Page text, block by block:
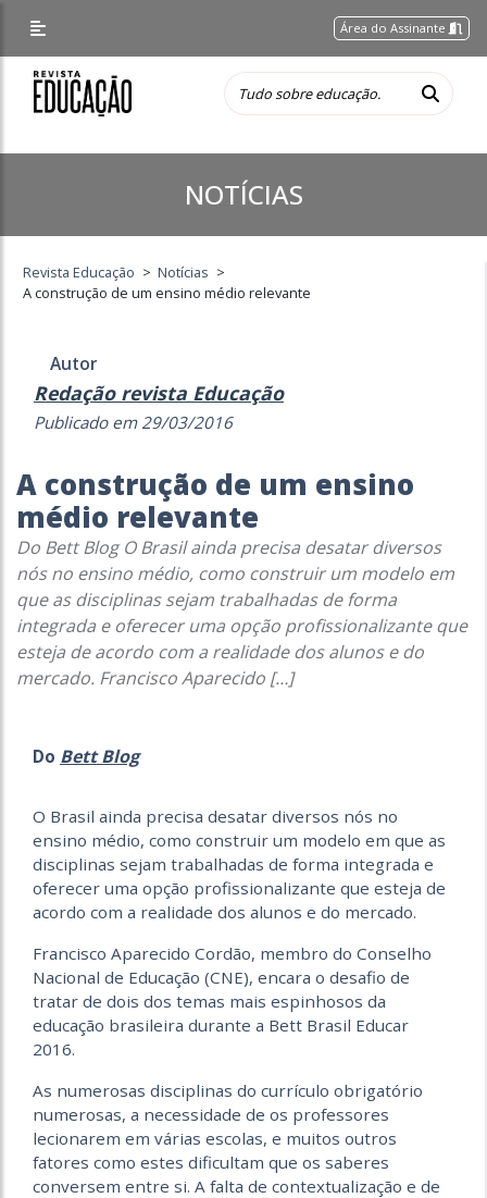
Área do Assinante
NOTÍCIAS
Revista Educação > Notícias >
A construção de um ensino médio relevante
Autor
Redação revista Educação
Publicado em 29/03/2016
A construção de um ensino
médio relevante
Do Bett Blog O Brasil ainda precisa desatar diversos
nós no ensino médio, como construir um modelo em
que as disciplinas sejam trabalhadas de forma
integrada e oferecer uma opção profissionalizante que
esteja de acordo com a realidade dos alunos e do
mercado. Francisco Aparecido […]
Do Bett Blog
O Brasil ainda precisa desatar diversos nós no
ensino médio, como construir um modelo em que as
disciplinas sejam trabalhadas de forma integrada e
oferecer uma opção profissionalizante que esteja de
acordo com a realidade dos alunos e do mercado.
Francisco Aparecido Cordão, membro do Conselho
Nacional de Educação (CNE), encara o desafio de
tratar de dois dos temas mais espinhosos da
educação brasileira durante a Bett Brasil Educar
2016.
As numerosas disciplinas do currículo obrigatório
numerosas, a necessidade de os professores
lecionarem em várias escolas, e muitos outros
fatores como estes dificultam que os saberes
conversem entre si. A falta de contextualização e de